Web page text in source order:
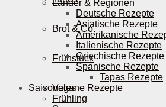
Brot & Co.
Frühstück
Vegane Rezepte
Länder & Regionen
Deutsche Rezepte
Asiatische Rezepte
Amerikanische
Italienische Rezepte
Griechische Rezepte
Spanische Rezepte
Tapas Rezepte
Saisonales
Frühling